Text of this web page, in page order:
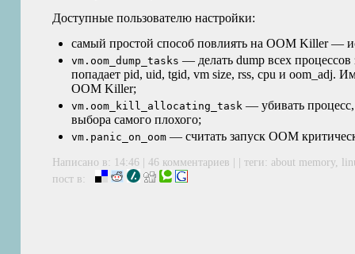
Доступные пользователю настройки:
самый простой способ повлиять наOOM Killer —
vm.oom_dump_tasks — делать dump всех
попадает pid, uid, tgid, vm size, rss, cpu и oom_adj.
OOM Killer;
vm.oom_kill_allocating_task — убивать
выбора самого плохого;
vm.panic_on_oom — считать запускOOM
Написано в: 14:46 |46 комментариев | | теги: about memory,
пост в: